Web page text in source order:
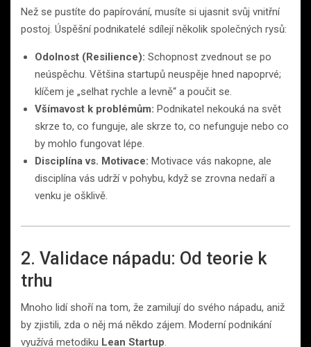
Než se pustíte do papírování, musíte si ujasnit svůj vnitřní
postoj. Úspěšní podnikatelé sdílejí několik společných rysů:
Odolnost (Resilience): Schopnost zvednout se po
neúspěchu. Většina startupů neuspěje hned napoprvé;
klíčem je „selhat rychle a levně“ a poučit se.
Všímavost k problémům: Podnikatel nekouká na svět
skrze to, co funguje, ale skrze to, co nefunguje nebo co
by mohlo fungovat lépe.
Disciplína vs. Motivace: Motivace vás nakopne, ale
disciplína vás udrží v pohybu, když se zrovna nedaří a
venku je ošklivě.
2. Validace nápadu: Od teorie k
trhu
Mnoho lidí shoří na tom, že zamilují do svého nápadu, aniž
by zjistili, zda o něj má někdo zájem. Moderní podnikání
využívá metodiku Lean Startup.